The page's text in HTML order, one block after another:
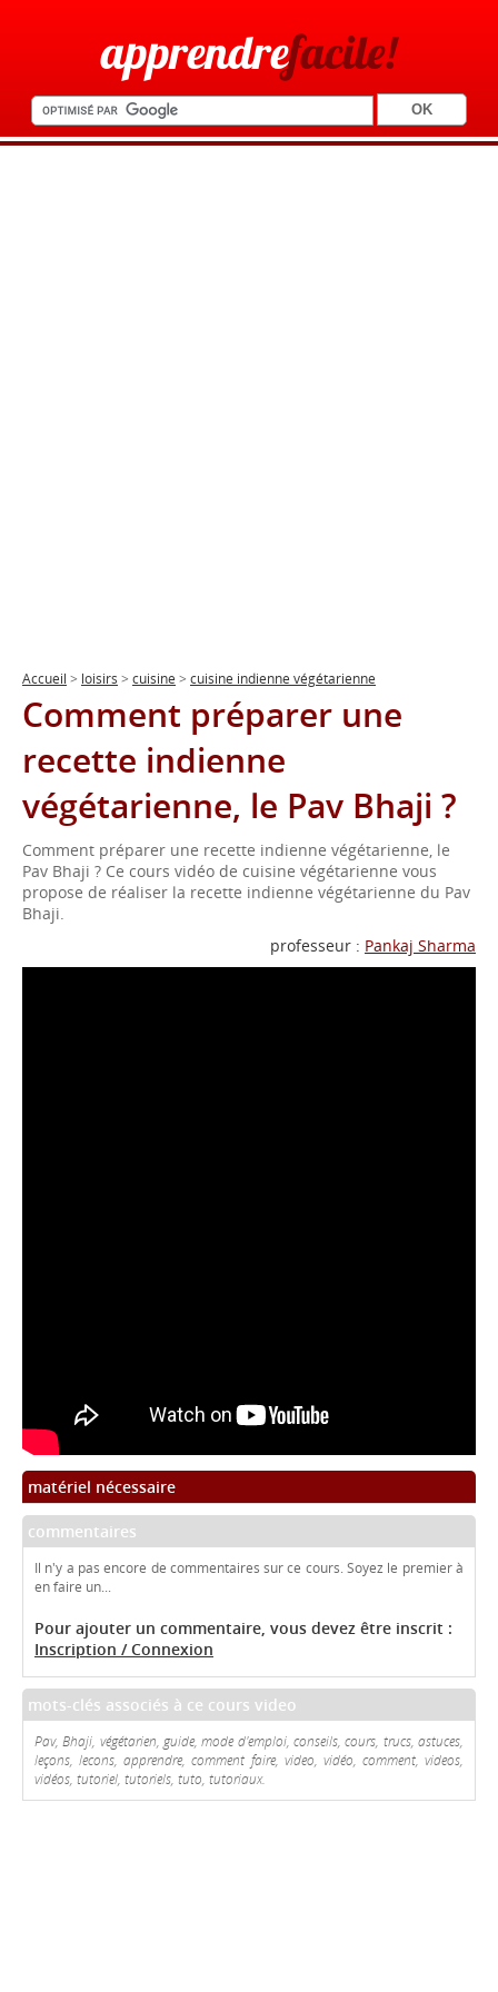
apprendrefacile!
Accueil > loisirs > cuisine > cuisine indienne végétarienne
Comment préparer une
recette indienne
végétarienne, le Pav Bhaji ?
Comment préparer une recette indienne végétarienne, le
Pav Bhaji ? Ce cours vidéo de cuisine végétarienne vous
propose de réaliser la recette indienne végétarienne du Pav
Bhaji.
professeur : Pankaj Sharma
matériel nécessaire
commentaires
Il n'y a pas encore de commentaires sur ce cours. Soyez le premier à
en faire un...
Pour ajouter un commentaire, vous devez être inscrit :
Inscription / Connexion
mots-clés associés à ce cours video
Pav, Bhaji, végétarien, guide, mode d'emploi, conseils, cours, trucs, astuces,
leçons, lecons, apprendre, comment faire, video, vidéo, comment, videos,
vidéos, tutoriel, tutoriels, tuto, tutoriaux.